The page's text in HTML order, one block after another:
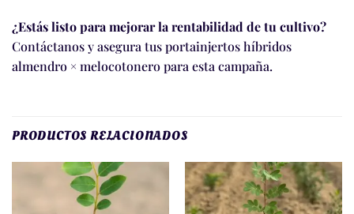
¿Estás listo para mejorar la rentabilidad de tu cultivo?
Contáctanos y asegura tus portainjertos híbridos
almendro × melocotonero para esta campaña.
PRODUCTOS RELACIONADOS